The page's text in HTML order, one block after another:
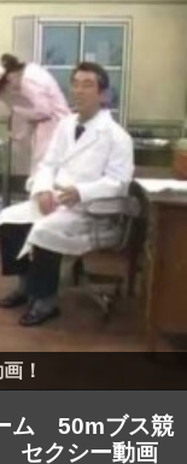
！
た～
ム
50mブス競
セクシー動画